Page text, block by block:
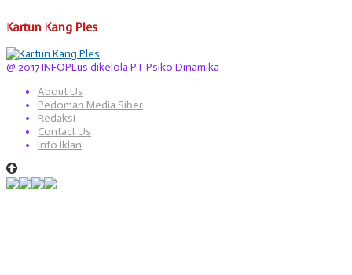
Kartun Kang Ples
@ 2017 INFOPLus dikelola PT Psiko Dinamika
About Us
Pedoman Media Siber
Redaksi
Contact Us
Info Iklan